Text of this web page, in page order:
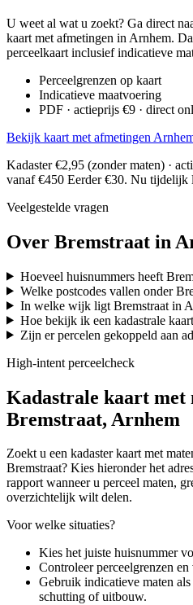
U weet al wat u zoekt? Ga direct
kaart met afmetingen in Arnhem.
perceelkaart inclusief indicatieve
Perceelgrenzen op kaart
Indicatieve maatvoering
PDF · actieprijs €9 · direct
Bekijk kaart met afmetingen
Kadaster €2,95 (zonder maten) ·
vanaf €450 Eerder €30. Nu tijdelijk
Veelgestelde vragen
Over Bremstraat in
Hoeveel huisnummers heeft
Welke postcodes vallen onder
In welke wijk ligt Bremstraat in
Hoe bekijk ik een kadastrale
Zijn er percelen gekoppeld aan
High-intent perceelcheck
Kadastrale kaart met
Bremstraat, Arnhem
Zoekt u een kadaster kaart met
Bremstraat? Kies hieronder het
rapport wanneer u perceel maten,
overzichtelijk wilt delen.
Voor welke situaties?
Kies het juiste huisnummer
Controleer perceelgrenzen
Gebruik indicatieve maten
schutting of uitbouw.